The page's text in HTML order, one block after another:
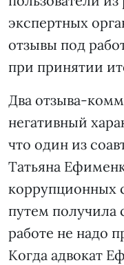
экспертных
отзывы под
при принятии
Два отзыва-
негативный
что один из
Татьяна
коррупционных
путем получила
работе не надо
Когда адвокат